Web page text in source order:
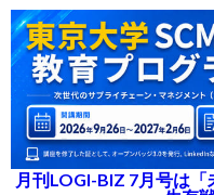
月刊LOGI-BIZ 7月号は